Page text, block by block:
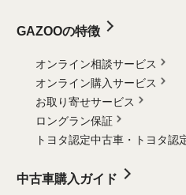
GAZOOの特徴
オンライン相談サービス
オンライン購入サービス
お取り寄せサービス
ロングラン保証
トヨタ認定中古車・
トヨタ認
中古車購入ガイド